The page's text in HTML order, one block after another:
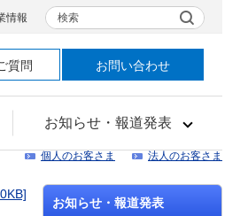
お知らせ・報道発表
情報 検索
質問 お問い合わせ
個人のお客さま 法人のお客さま
お知らせ・報道発表